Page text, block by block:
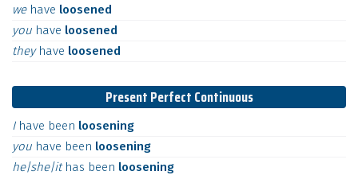
we have loosened
you have loosened
they have loosened
Present Perfect Continuous
I have been loosening
you have been loosening
he|she|it has been loosening